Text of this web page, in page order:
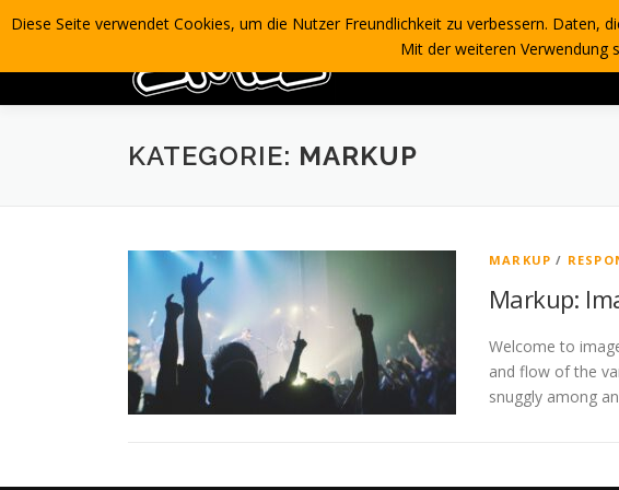
Inhalt
KATEGORIE: MARKUP
MARKUP /
Markup:
Welcome to
and flow of the
snuggly among
Diese Seite verwendet Cookies, um die Nutzer Freundlichkeit zu verbessern.
Mit der weiteren Verwendung